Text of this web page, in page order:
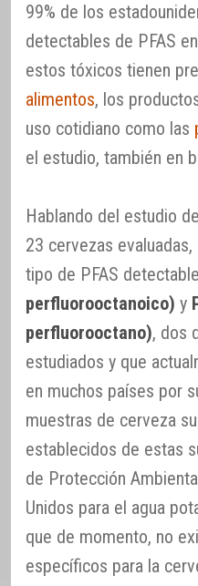
99% de los
detectables de PFAS
estos tóxicos tienen
alimentos, los
uso cotidiano como las
el estudio, también en
Hablando del estudio de
23 cervezas
tipo de PFAS
perfluorooctanoico) y
perfluorooctano), dos
estudiados y que
en muchos países por
muestras de cerveza
establecidos de estas
de Protección
Unidos para el agua
que de momento, no
específicos para la